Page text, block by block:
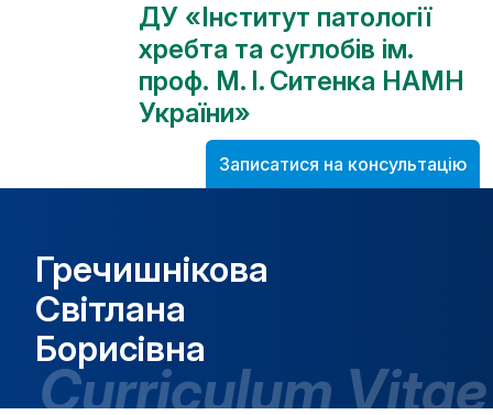
ДУ «Інститут патології
хребта та суглобів ім.
проф. М. І. Ситенка НАМН
України»
Записатися на консультацію
Гречишнікова
Світлана
Борисівна